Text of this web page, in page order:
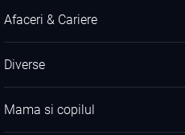
Afaceri & Cariere
Diverse
Mama si copilul